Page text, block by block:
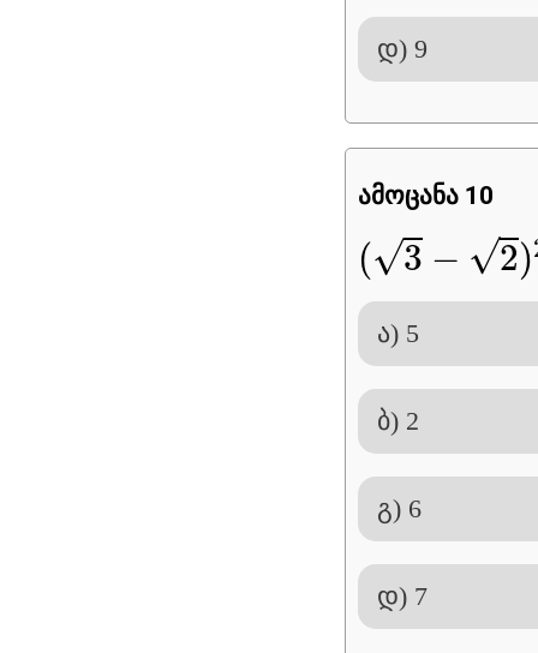
დ) 9
ამოცანა 10
(√3 − √2)
3 )2+
ა) 5
ბ) 2
გ) 6
დ) 7